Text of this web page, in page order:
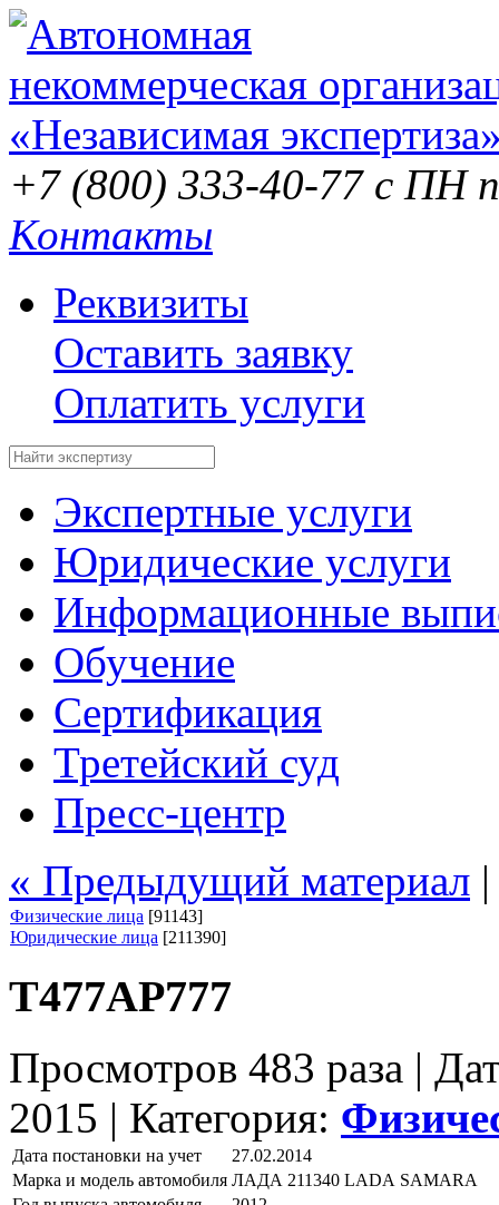
+7 (800) 333-40-77 с ПН
Контакты
Реквизиты
Оставить заявку
Оплатить услуги
Экспертные услуги
Юридические услуги
Информационные
Обучение
Сертификация
Третейский суд
Пресс-центр
« Предыдущий материал
Физические лица [91143]
Юридические лица [211390]
Т477АР777
Просмотров 483 раза |
2015 | Категория:
Дата постановки на учет
27.02.2014
Марка и модель автомобиля ЛАДА 211340 LАDА SАМАRА